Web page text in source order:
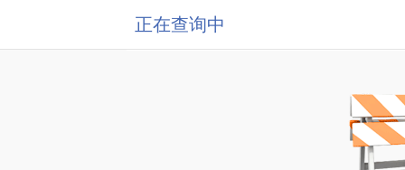
正在查询中